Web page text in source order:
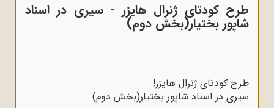
طرح کودتای ژنرال هایزر - سیری در اسناد
شاپور بختیار(بخش دوم)
طرح کودتای ژنرال هایزر!
سیری در اسناد شاپور بختیار(بخش دوم)